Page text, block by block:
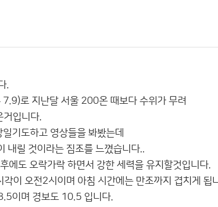
.
로 지난달 서울 200온 때보다 수위가 무려
거입니다.
기도하고 영상들을 봐봤는데
내릴 것이라는 짐조를 느꼈습니다..
에도 오락가락 하면서 강한 세력을 유지할것입니다.
이 오전2시이며 아침 시간에는 만조까지 겹치게 됩
이며 경보도 10.5 입니다.